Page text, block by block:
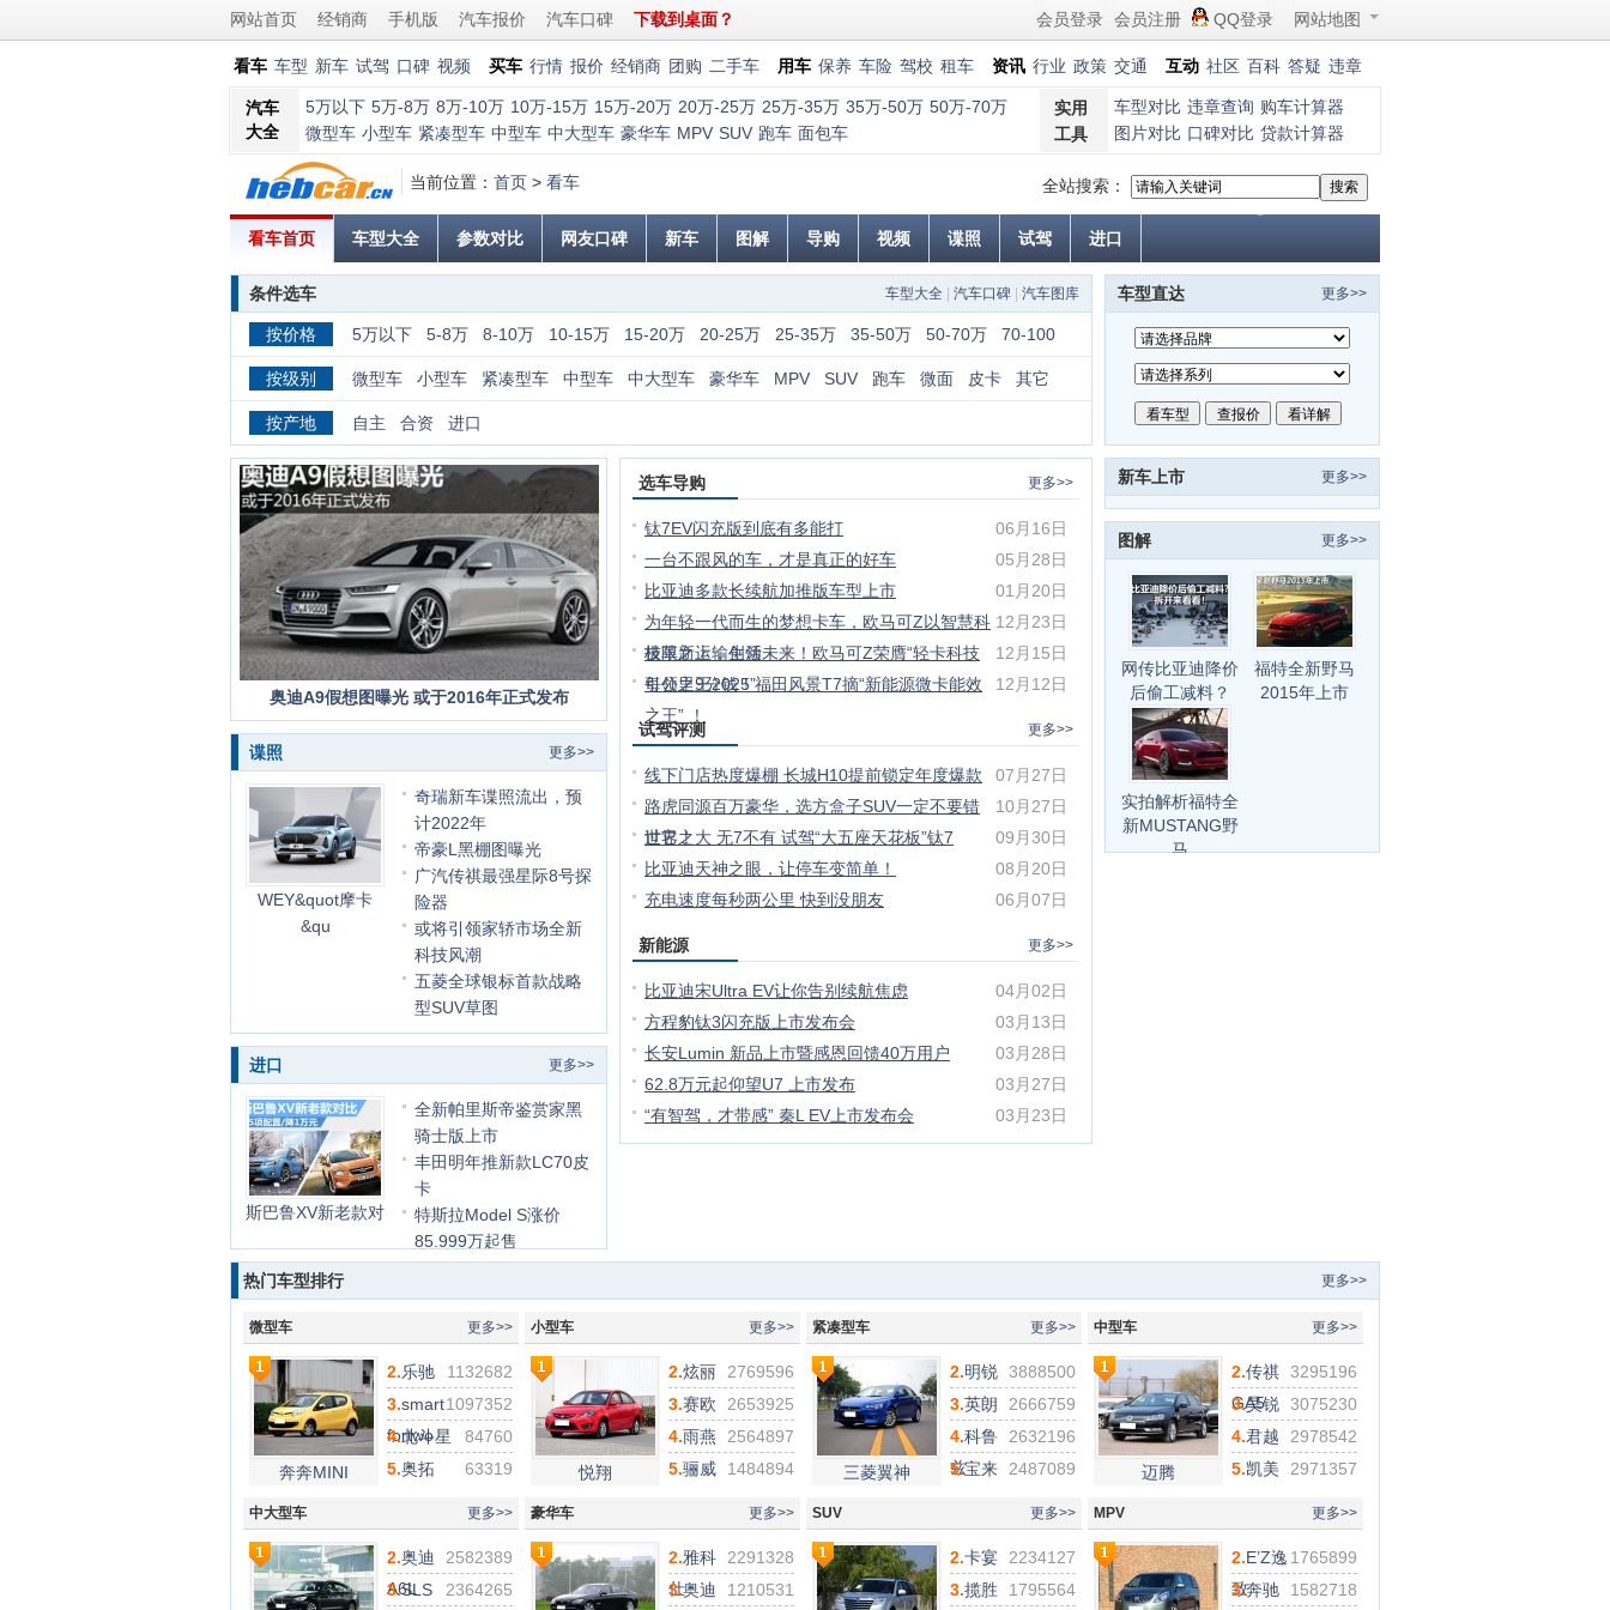
网站首页 经销商 手机版 汽车报价 汽车口碑 下载到桌面？ 网站地图
会员登录 会员注册 QQ登录
看车 车型 新车 试驾 口碑 视频 买车 行情 报价 经销商 团购 二手车 用车 保养 车险 驾校 租车 资讯 行业 政策 交通 互动 社区 百科 答疑 违章
汽车
大全
5万以下 5万-8万 8万-10万 10万-15万 15万-20万 20万-25万 25万-35万 35万-50万 50万-70万
微型车 小型车 紧凑型车 中型车 中大型车 豪华车 MPV SUV 跑车 面包车
实用
工具
车型对比 违章查询 购车计算器
图片对比 口碑对比 贷款计算器
全站搜索：
当前位置： 首页 > 看车
看车首页 车型大全 参数对比 网友口碑 新车 图解 导购 视频 谍照 试驾 进口
车型大全 汽车口碑 汽车图库
条件选车
按价格 5万以下 5-8万 8-10万 10-15万 15-20万 20-25万 25-35万 35-50万 50-70万 70-100
万 100万以上
按级别 微型车 小型车 紧凑型车 中型车 中大型车 豪华车 MPV SUV 跑车 微面 皮卡 其它
按产地 自主 合资 进口
奥迪A9假想图曝光 或于2016年正式发布
更多>>
谍照
WEY&quot摩卡
&qu
奇瑞新车谍照流出，预
计2022年
帝豪L黑棚图曝光
广汽传祺最强星际8号探
险器
或将引领家轿市场全新
科技风潮
五菱全球银标首款战略
型SUV草图
更多>>
进口
斯巴鲁XV新老款对
全新帕里斯帝鉴赏家黑
骑士版上市
丰田明年推新款LC70皮
卡
特斯拉Model S涨价
85.999万起售
添火奥运 “Live in
现代汽车首款高性能
SUV KONA N全
更多>>
选车导购
06月16日
钛7EV闪充版到底有多能打
05月28日
一台不跟风的车，才是真正的好车
01月20日
比亚迪多款长续航加推版车型上市
12月23日
为年轻一代而生的梦想卡车，欧马可Z以智慧科
技革新运输生活
12月15日
极限之上，创领未来！欧马可Z荣膺“轻卡科技
引领之王2025”
12月12日
每公里9分钱！福田风景T7摘“新能源微卡能效
之王” ！
更多>>
试驾评测
07月27日
线下门店热度爆棚 长城H10提前锁定年度爆款
10月27日
路虎同源百万豪华，选方盒子SUV一定不要错
过它！
09月30日
世界之大 无7不有 试驾“大五座天花板”钛7
08月20日
比亚迪天神之眼，让停车变简单！
06月07日
充电速度每秒两公里 快到没朋友
更多>>
新能源
04月02日
比亚迪宋Ultra EV让你告别续航焦虑
03月13日
方程豹钛3闪充版上市发布会
03月28日
长安Lumin 新品上市暨感恩回馈40万用户
03月27日
62.8万元起仰望U7 上市发布
03月23日
“有智驾，才带感” 秦L EV上市发布会
更多>>
车型直达
更多>>
新车上市
更多>>
图解
网传比亚迪降价
后偷工减料？
福特全新野马
2015年上市
实拍解析福特全
新MUSTANG野
马
更多>>
热门车型排行
更多>>
微型车
奔奔MINI
1132682
2.乐驰
1097352
3.smart
fortwo
84760
4.北斗星
63319
5.奥拓
更多>>
小型车
悦翔
2769596
2.炫丽
2653925
3.赛欧
2564897
4.雨燕
1484894
5.骊威
更多>>
紧凑型车
三菱翼神
3888500
2.明锐
2666759
3.英朗
2632196
4.科鲁
兹
2487089
5.宝来
更多>>
中型车
迈腾
3295196
2.传祺
GA5
3075230
3.昊锐
2978542
4.君越
2971357
5.凯美
更多>>
中大型车
2582389
2.奥迪
A6L
2364265
3.SLS
更多>>
豪华车
2291328
2.雅科
仕
1210531
3.奥迪
更多>>
SUV
2234127
2.卡宴
1795564
3.揽胜
更多>>
MPV
1765899
2.E’Z逸
致
1582718
3.奔驰